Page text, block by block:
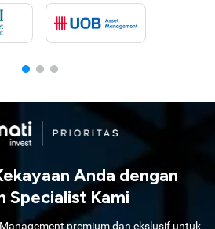
Anda dengan
Specialist Kami
premium dan ekslusif untuk